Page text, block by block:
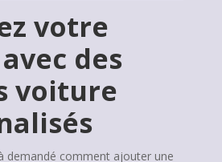
votre
des
voiture
demandé comment ajouter une